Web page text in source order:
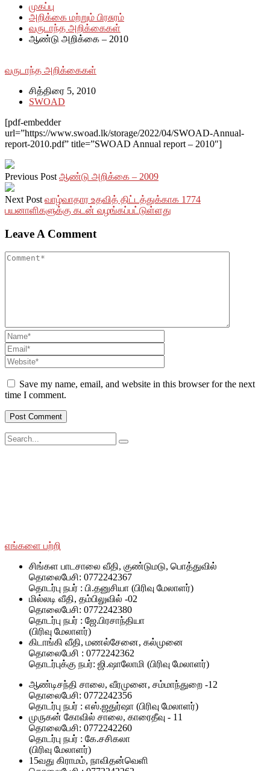
முகப்பு
அறிக்கை மற்றும் பிரசுரம்
வருடாந்த அறிக்கைகள்
ஆண்டு அறிக்கை – 2010
வருடாந்த அறிக்கைகள்
சித்திரை 5, 2010
SWOAD
[pdf-embedder
url=”https://www.swoad.lk/storage/2022/04/SWOAD-Annual-
report-2010.pdf” title=”SWOAD Annual report – 2010″]
Previous Post ஆண்டு அறிக்கை – 2009
Next Post வாழ்வாதார உதவித் திட்டத்துக்காக 1774
பயனாளிகளுக்கு கடன் வழங்கப்பட்டுள்ளது
Leave A Comment
Save my name, email, and website in this browser for the next
time I comment.
எங்களை பற்றி
சிங்கள பாடசாலை வீதி, குண்டுமடு, பொத்துவில்
தொலைபேசி: 0772242367
தொடர்பு நபர் : பி.தனுசியா (பிரிவு மேலாளர்)
மில்லடி வீதி, தம்பிலுவில் -02
தொலைபேசி: 0772242380
தொடர்பு நபர் : ஜே.பிரசாந்தியா
(பிரிவு மேலாளர்)
கிடாங்கி வீதி, மணல்சேனை, கல்முனை
தொலைபேசி : 0772242362
தொடர்புக்கு நபர்: ஜி.ஷாலோமி (பிரிவு மேலாளர்)
ஆண்டிசந்தி சாலை, வீரமுனை, சம்மாந்துறை -12
தொலைபேசி: 0772242356
தொடர்பு நபர் : எஸ்.ஜதுர்ஷா (பிரிவு மேலாளர்)
முருகன் கோவில் சாலை, காரைதீவு - 11
தொலைபேசி: 0772242260
தொடர்பு நபர் : கே.சசிகலா
(பிரிவு மேலாளர்)
15வது கிராமம், நாவிதன்வெளி